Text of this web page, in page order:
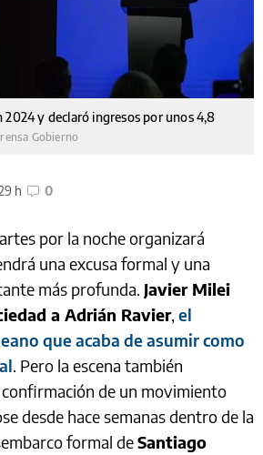
2024 y declaró ingresos por unos 4,8
Gobierno
h 0
por la noche organizará
una excusa formal y una
más profunda. Javier Milei
a Adrián Ravier, el
que acaba de asumir como
. Pero la escena también
de un movimiento
desde hace semanas dentro de la
formal deSantiago